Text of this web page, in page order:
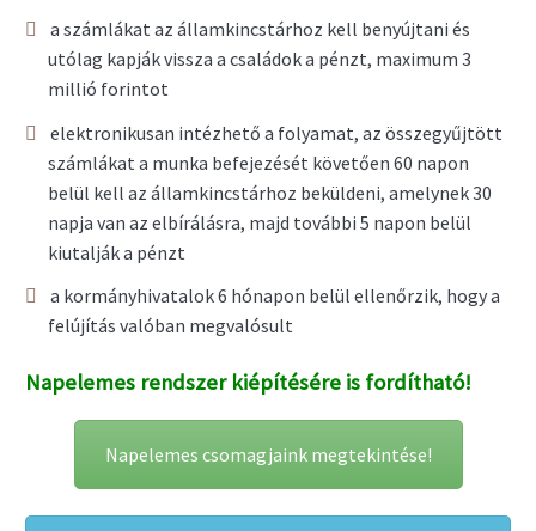
a számlákat az államkincstárhoz kell benyújtani és
utólag kapják vissza a családok a pénzt, maximum 3
millió forintot
elektronikusan intézhető a folyamat, az összegyűjtött
számlákat a munka befejezését követően 60 napon
belül kell az államkincstárhoz beküldeni, amelynek 30
napja van az elbírálásra, majd további 5 napon belül
kiutalják a pénzt
a kormányhivatalok 6 hónapon belül ellenőrzik, hogy a
felújítás valóban megvalósult
Napelemes rendszer kiépítésére is fordítható!
Napelemes csomagjaink megtekintése!